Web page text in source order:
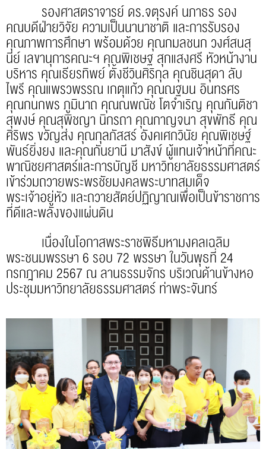
รองศาสตราจารย์ ดร.จตุรงค์ นภาธร รอง
คณบดีฝ่ายวิจัย ความเป็นนานาชาติ และการรับรอง
คุณภาพการศึกษา พร้อมด้วย คุณกมลชนก วงศ์สนสุ
นีย์ เลขานุการคณะฯ คุณพิเชษฐ สุกแสงศรี หัวหน้างาน
บริหาร คุณเธียรทิพย์ ตั้งชีวินศิริกุล คุณชินสุดา ลับ
ไพรี คุณแพรวพรรณ เกตุแก้ว คุณณฐมน อินทรศร
คุณกนกพร ภูมินาถ คุณณพณัช โตจำเริญ คุณกันติชา
สุพงษ์ คุณสุพิชญา นิกรถา คุณกาญจนา สุขพัทธี คุณ
ศิริพร ขวัญส่ง คุณกุลภัสสร์ อังคเศกวินัย คุณพิเชษฐ์
พันธ์ยิ่งยง และคุณกันยานี มาสังข์ ผู้แทนเจ้าหน้าที่คณะ
พาณิชยศาสตร์และการบัญชี มหาวิทยาลัยธรรมศาสตร์
เข้าร่วมถวายพระพรชัยมงคลพระบาทสมเด็จ
พระเจ้าอยู่หัว และถวายสัตย์ปฏิญาณเพื่อเป็นข้าราชการ
ที่ดีและพลังของแผ่นดิน
เนื่องในโอกาสพระราชพิธีมหามงคลเฉลิม
พระชนมพรรษา 6 รอบ 72 พรรษา ในวันพุธที่ 24
กรกฎาคม 2567 ณ ลานธรรมจักร บริเวณด้านข้างหอ
ประชุมมหาวิทยาลัยธรรมศาสตร์ ท่าพระจันทร์